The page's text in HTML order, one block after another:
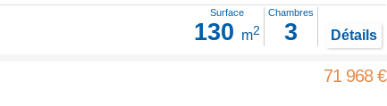
Surface
130 m2
Chambres
3 Détails
71 968 €